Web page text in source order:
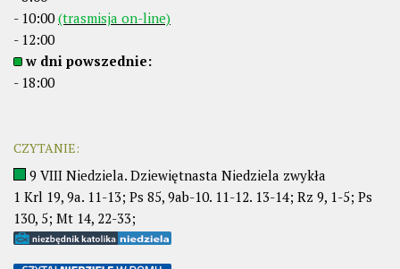
- 10:00(trasmisja on-line)
- 12:00
w dni powszednie:
- 18:00
CZYTANIE:
9 VIII Niedziela. Dziewiętnasta Niedziela zwykła
1 Krl 19, 9a. 11-13; Ps 85, 9ab-10. 11-12. 13-14; Rz 9, 1-5; Ps
130, 5; Mt 14, 22-33;